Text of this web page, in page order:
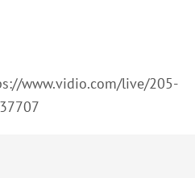
www.vidio.com/live/205-